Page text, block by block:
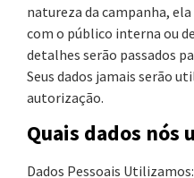
natureza da campanha,
com o público interna ou
detalhes serão passados
Seus dados jamais serão
autorização.
Quais dados nós
Dados Pessoais